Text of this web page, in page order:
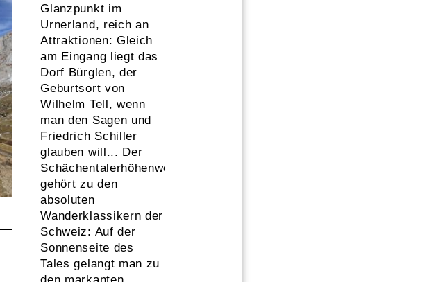
Glanzpunkt im
Urnerland, reich an
Attraktionen: Gleich
am Eingang liegt das
Dorf Bürglen, der
Geburtsort von
Wilhelm Tell, wenn
man den Sagen und
Friedrich Schiller
glauben will... Der
Schächentalerhöhenweg
gehört zu den
absoluten
Wanderklassikern der
Schweiz: Auf der
Sonnenseite des
Tales gelangt man zu
den markanten